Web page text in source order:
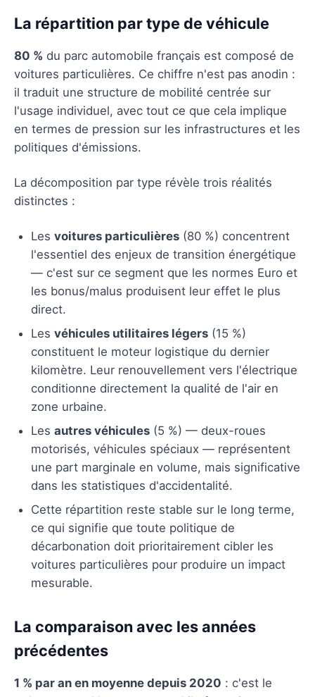
La répartition par type de véhicule
80 % du parc automobile français est composé de
voitures particulières. Ce chiffre n'est pas anodin :
il traduit une structure de mobilité centrée sur
l'usage individuel, avec tout ce que cela implique
en termes de pression sur les infrastructures et les
politiques d'émissions.
La décomposition par type révèle trois réalités
distinctes :
Les voitures particulières (80 %) concentrent
l'essentiel des enjeux de transition énergétique
— c'est sur ce segment que les normes Euro et
les bonus/malus produisent leur effet le plus
direct.
Les véhicules utilitaires légers (15 %)
constituent le moteur logistique du dernier
kilomètre. Leur renouvellement vers l'électrique
conditionne directement la qualité de l'air en
zone urbaine.
Les autres véhicules (5 %) — deux-roues
motorisés, véhicules spéciaux — représentent
une part marginale en volume, mais significative
dans les statistiques d'accidentalité.
Cette répartition reste stable sur le long terme,
ce qui signifie que toute politique de
décarbonation doit prioritairement cibler les
voitures particulières pour produire un impact
mesurable.
La comparaison avec les années
précédentes
1 % par an en moyenne depuis 2020 : c'est le